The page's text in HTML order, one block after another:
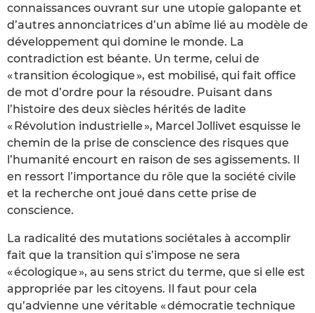
connaissances ouvrant sur une utopie galopante et
d’autres annonciatrices d’un abîme lié au modèle de
développement qui domine le monde. La
contradiction est béante. Un terme, celui de
« transition écologique », est mobilisé, qui fait office
de mot d’ordre pour la résoudre. Puisant dans
l’histoire des deux siècles hérités de ladite
« Révolution industrielle », Marcel Jollivet esquisse le
chemin de la prise de conscience des risques que
l’humanité encourt en raison de ses agissements. Il
en ressort l’importance du rôle que la société civile
et la recherche ont joué dans cette prise de
conscience.
La radicalité des mutations sociétales à accomplir
fait que la transition qui s’impose ne sera
« écologique », au sens strict du terme, que si elle est
appropriée par les citoyens. Il faut pour cela
qu’advienne une véritable « démocratie technique